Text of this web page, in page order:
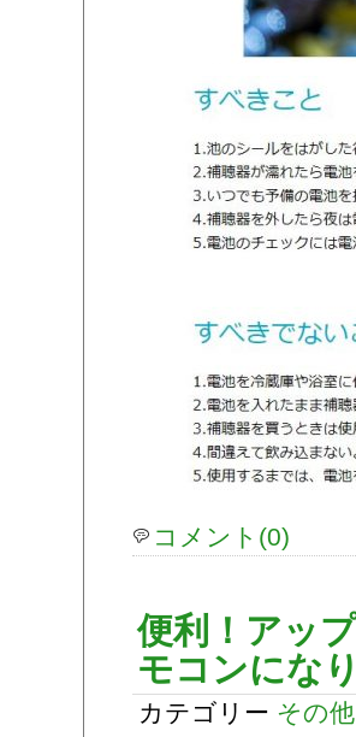
コメント(0)
便利！アッ
モコンにな
カテゴリー その他